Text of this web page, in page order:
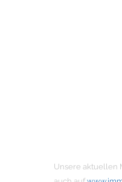
Unsere aktuellen